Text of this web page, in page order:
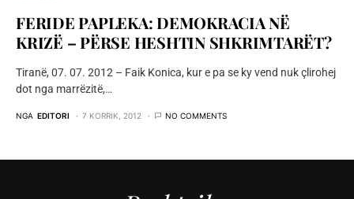
FERIDE PAPLEKA: DEMOKRACIA NË
KRIZË – PËRSE HESHTIN SHKRIMTARËT?
Tiranë, 07. 07. 2012 – Faik Konica, kur e pa se ky vend nuk çlirohej
dot nga marrëzitë,…
NGA EDITORI 7 KORRIK, 2012 NO COMMENTS